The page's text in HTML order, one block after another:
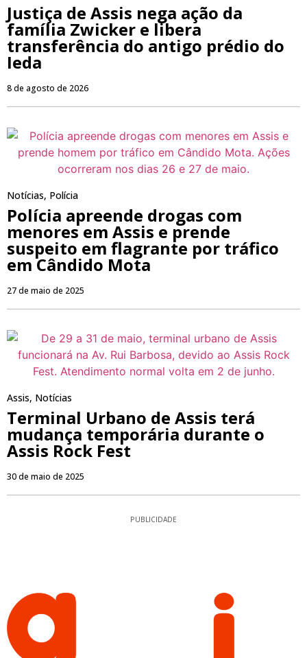
Justiça de Assis nega ação da
família Zwicker e libera
transferência do antigo prédio do
Ieda
8 de agosto de 2026
Notícias, Polícia
Polícia apreende drogas com
menores em Assis e prende
suspeito em flagrante por tráfico
em Cândido Mota
27 de maio de 2025
Assis, Notícias
Terminal Urbano de Assis terá
mudança temporária durante o
Assis Rock Fest
30 de maio de 2025
PUBLICIDADE